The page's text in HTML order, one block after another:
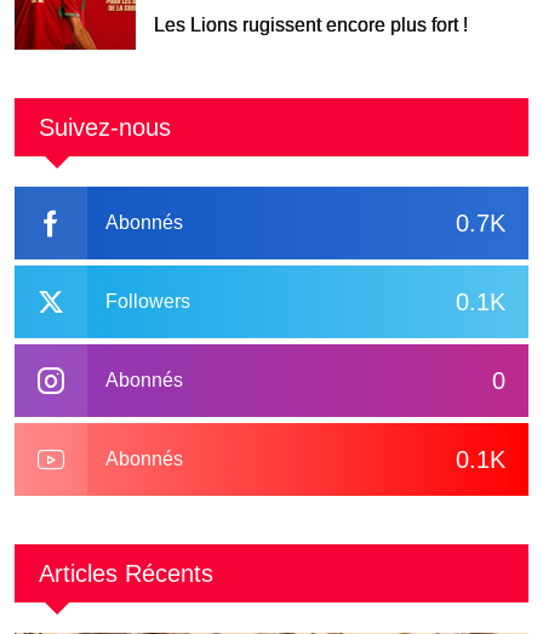
Les Lions rugissent encore plus fort !
Suivez-nous
0.7K
Abonnés
0.1K
Followers
0
Abonnés
0.1K
Abonnés
Articles Récents